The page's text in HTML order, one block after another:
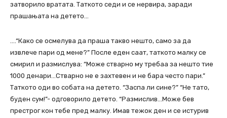
затворило вратата. Таткото седи и се нервира, заради
прашањата на детето…
….“Како се осмелува да праша такво нешто, само за да
извлече пари од мене?” После еден саат, таткото малку се
смирил и размислува: “Може стварно му требаа за нешто тие
1000 денари…Стварно не е захтевен и не бара често пари.”
Таткото оди во собата на детето. “Заспа ли сине?” “Не тато,
буден сум!”- одговорило детето. “Размислив…Може бев
престрог кон тебе пред малку. Имав тежок ден и се истурив